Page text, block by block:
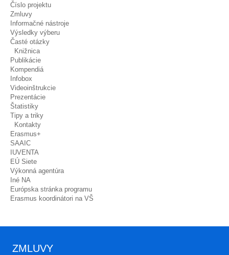
Číslo projektu
Zmluvy
Informačné nástroje
Výsledky výberu
Časté otázky
Knižnica
Publikácie
Kompendiá
Infobox
Videoinštrukcie
Prezentácie
Štatistiky
Tipy a triky
Kontakty
Erasmus+
SAAIC
IUVENTA
EÚ Siete
Výkonná agentúra
Iné NA
Európska stránka programu
Erasmus koordinátori na VŠ
ZMLUVY